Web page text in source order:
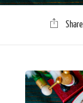
Share